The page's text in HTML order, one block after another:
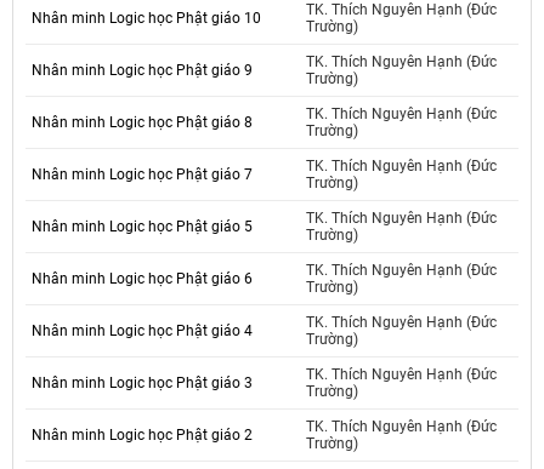
Nhân minh Logic học Phật giáo 10
TK. Thích Nguyên Hạnh (Đức
Trường)
Nhân minh Logic học Phật giáo 9
TK. Thích Nguyên Hạnh (Đức
Trường)
Nhân minh Logic học Phật giáo 8
TK. Thích Nguyên Hạnh (Đức
Trường)
Nhân minh Logic học Phật giáo 7
TK. Thích Nguyên Hạnh (Đức
Trường)
Nhân minh Logic học Phật giáo 5
TK. Thích Nguyên Hạnh (Đức
Trường)
Nhân minh Logic học Phật giáo 6
TK. Thích Nguyên Hạnh (Đức
Trường)
Nhân minh Logic học Phật giáo 4
TK. Thích Nguyên Hạnh (Đức
Trường)
Nhân minh Logic học Phật giáo 3
TK. Thích Nguyên Hạnh (Đức
Trường)
Nhân minh Logic học Phật giáo 2
TK. Thích Nguyên Hạnh (Đức
Trường)